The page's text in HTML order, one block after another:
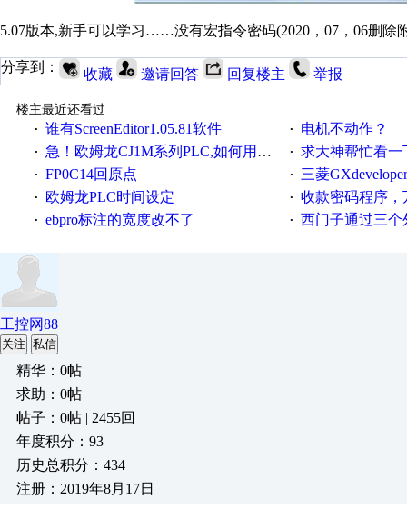
5.07版本,新手可以学习……没有宏指令密码(2020，07，06删除
分享到： 收藏 邀请回答 回复楼主 举报
楼主最近还看过
· 谁有ScreenEditor1.05.81软件 · 电机不动作？
· 急！欧姆龙CJ1M系列PLC,如何用时间控制变频器。要求时间在组态王中可以自由输入！拜托各位大神了！ · 求大神帮忙看一
· FP0C14回原点 · 三菱
· 欧姆龙PLC时间设定 · 收款密码程序
· ebpro标注的宽度改不了 · 西门子通过三个外
工控网88
关注 私信
精华：0帖
求助：0帖
帖子：0帖 | 2455回
年度积分：93
历史总积分：434
注册：2019年8月17日